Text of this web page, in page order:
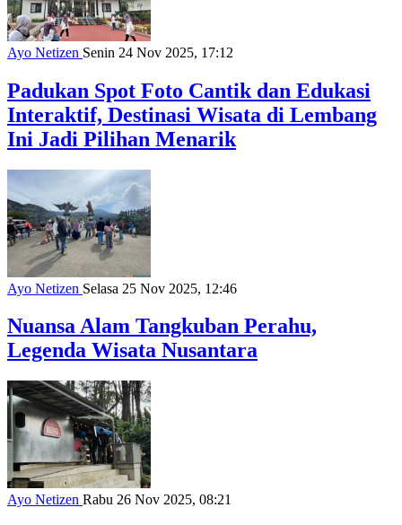
Ayo Netizen Senin 24 Nov 2025, 17:12
Padukan Spot Foto Cantik dan Edukasi
Interaktif, Destinasi Wisata di Lembang
Ini Jadi Pilihan Menarik
Ayo Netizen Selasa 25 Nov 2025, 12:46
Nuansa Alam Tangkuban Perahu,
Legenda Wisata Nusantara
Ayo Netizen Rabu 26 Nov 2025, 08:21